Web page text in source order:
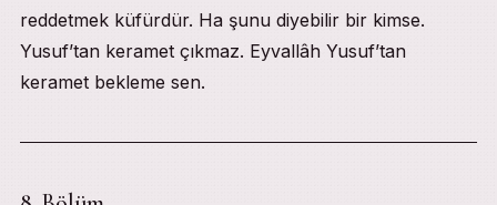
reddetmek küfürdür. Ha şunu diyebilir bir kimse.
Yusuf’tan keramet çıkmaz. Eyvallâh Yusuf’tan
keramet bekleme sen.